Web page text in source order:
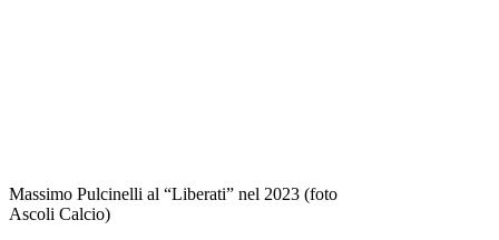
Massimo Pulcinelli al “Liberati” nel 2023 (foto
Ascoli Calcio)